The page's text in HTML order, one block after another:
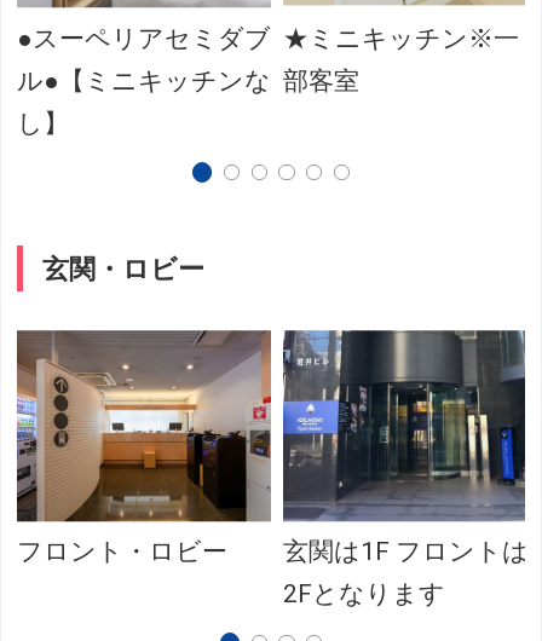
●スーペリアセミダブ
ル●【ミニキッチンな
し】
★ミニキッチン※一
部客室
玄関・ロビー
フロント・ロビー
玄関は1F フロントは
2Fとなります